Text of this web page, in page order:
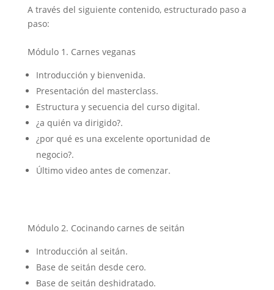
A través del siguiente contenido, estructurado paso a
paso:
Módulo 1. Carnes veganas
Introducción y bienvenida.
Presentación del masterclass.
Estructura y secuencia del curso digital.
¿a quién va dirigido?.
¿por qué es una excelente oportunidad de
negocio?.
Último video antes de comenzar.
Módulo 2. Cocinando carnes de seitán
Introducción al seitán.
Base de seitán desde cero.
Base de seitán deshidratado.